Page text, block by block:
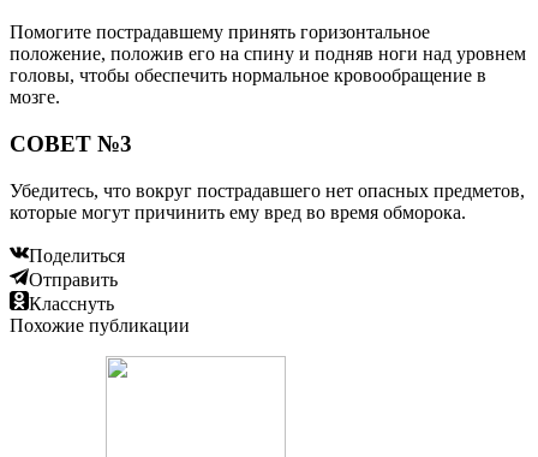
Помогите пострадавшему принять горизонтальное
положение, положив его на спину и подняв ноги над уровнем
головы, чтобы обеспечить нормальное кровообращение в
мозге.
СОВЕТ №3
Убедитесь, что вокруг пострадавшего нет опасных предметов,
которые могут причинить ему вред во время обморока.
Поделиться
Отправить
Класснуть
Похожие публикации